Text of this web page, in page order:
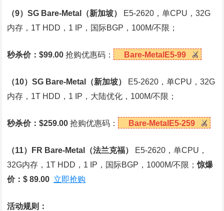
（9）SG Bare-Metal（新加坡）
E5-2620，单CPU，32G
内存，1T HDD，1 IP，国际BGP，100M/不限；
秒杀价：$99.00 抢购优惠码： Bare-MetalE5-99
（10）SG Bare-Metal（新加坡）
E5-2620，单CPU，32G
内存，1T HDD，1 IP，大陆优化，100M/不限；
秒杀价：$259.00 抢购优惠码： Bare-MetalE5-259
（11）FR Bare-Metal（法兰克福）
E5-2620，单CPU，
32G内存，1T HDD，1 IP，国际BGP，1000M/不限；惊爆
价：$ 89.00 立即抢购
活动规则：